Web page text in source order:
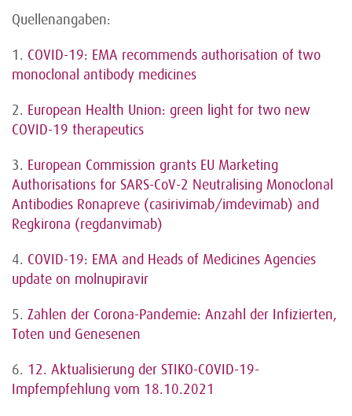
Quellenangaben:
1. COVID-19: EMA recommends authorisation of two
monoclonal antibody medicines
2. European Health Union: green light for two new
COVID-19 therapeutics
3. European Commission grants EU Marketing
Authorisations for SARS-CoV-2 Neutralising Monoclonal
Antibodies Ronapreve (casirivimab/imdevimab) and
Regkirona (regdanvimab)
4. COVID-19: EMA and Heads of Medicines Agencies
update on molnupiravir
5. Zahlen der Corona-Pandemie: Anzahl der Infizierten,
Toten und Genesenen
6. 12. Aktualisierung der STIKO-COVID-19-
Impfempfehlung vom 18.10.2021